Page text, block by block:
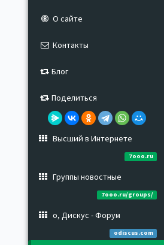
О сайте
Контакты
Блог
Поделиться
Высший в Интернете
7ooo.ru
Группы новостные
7ooo.ru/groups/
о, Дискус - Форум
odiscus.com